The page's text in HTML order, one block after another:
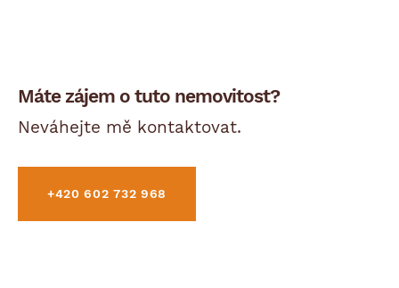
Máte zájem o tuto nemovitost?
Neváhejte mě kontaktovat.
+420 602 732 968